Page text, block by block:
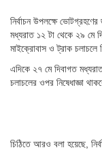
নির্বাচন উপলক্ষে ভোটগ্রহণের
মধ্যরাত ১২ টা থেকে ২৯ মে
মাইক্রোবাস ও ট্রাক চলাচলে
এদিকে ২৭ মে দিবাগত
চলাচলের ওপর নিষেধাজ্ঞা
চিঠিতে আরও বলা হয়েছে,